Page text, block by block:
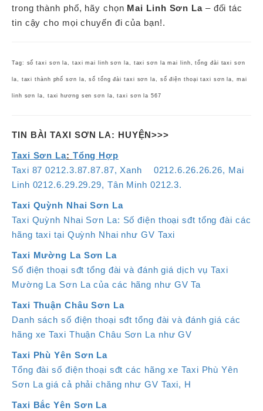
trong thành phố, hãy chọn Mai Linh Sơn La– đối tác
tin cậy cho mọi chuyến đi của bạn!.
Tag: số taxi sơn la, taxi mai linh sơn la, taxi sơn la mai linh, tổng đài taxi sơn
la, taxi thành phố sơn la, số tổng đài taxi sơn la, số điện thoại taxi sơn la, mai
linh sơn la, taxi hương sen sơn la, taxi sơn la 567
TIN BÀI TAXI SƠN LA: HUYỆN>>>
Taxi Sơn La: Tổng Hợp
Taxi 87 0212.3.87.87.87, Xanh 0212.6.26.26.26, Mai
Linh 0212.6.29.29.29, Tân Minh 0212.3.
Taxi Quỳnh Nhai Sơn La
Taxi Quỳnh Nhai Sơn La: Số điện thoại sđt tổng đài các
hãng taxi tại Quỳnh Nhai như GV Taxi
Taxi Mường La Sơn La
Số điện thoại sđt tổng đài và đánh giá dịch vụ Taxi
Mường La Sơn La của các hãng như GV Ta
Taxi Thuận Châu Sơn La
Danh sách số điện thoại sđt tổng đài và đánh giá các
hãng xe Taxi Thuận Châu Sơn La như GV
Taxi Phù Yên Sơn La
Tổng đài số điện thoại sđt các hãng xe Taxi Phù Yên
Sơn La giá cả phải chăng như GV Taxi, H
Taxi Bắc Yên Sơn La